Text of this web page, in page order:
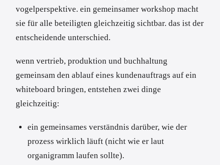
vogelperspektive. ein gemeinsamer workshop macht
sie für alle beteiligten gleichzeitig sichtbar. das ist der
entscheidende unterschied.
wenn vertrieb, produktion und buchhaltung
gemeinsam den ablauf eines kundenauftrags auf ein
whiteboard bringen, entstehen zwei dinge
gleichzeitig:
ein gemeinsames verständnis darüber, wie der
prozess wirklich läuft (nicht wie er laut
organigramm laufen sollte).